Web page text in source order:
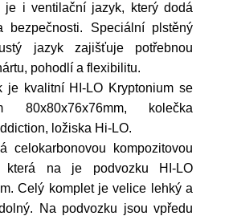
je i ventilační jazyk, který dodá
bezpečnosti. Speciální plstěný
jazyk zajišťuje potřebnou
pohodlí a flexibilitu.
je kvalitní HI-LO Kryptonium se
80x80x76x76mm, kolečka
ložiska Hi-LO.
celokarbonovou kompozitovou
která na je podvozku HI-LO
Celý komplet je velice lehký a
Na podvozku jsou vpředu